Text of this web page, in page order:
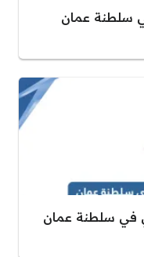
سلطنة عمان
في سلطنة عمان